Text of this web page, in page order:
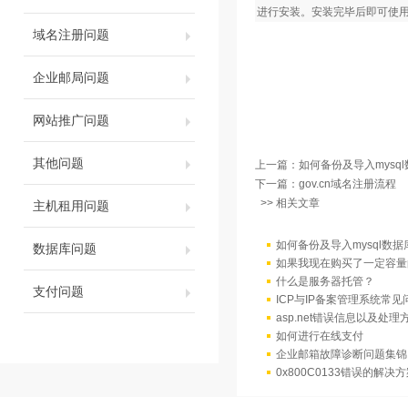
域名注册问题
企业邮局问题
网站推广问题
其他问题
主机租用问题
数据库问题
支付问题
进行安装。安装完毕后即可使
上一篇： 如何备份及导入mysql
下一篇： gov.cn域名注册流程
>> 相关文章
如何备份及导入mysql数据
如果我现在购买了一定容
什么是服务器托管？
ICP与IP备案管理系统常见
asp.net错误信息以及处理
如何进行在线支付
企业邮箱故障诊断问题集锦
0x800C0133错误的解决方